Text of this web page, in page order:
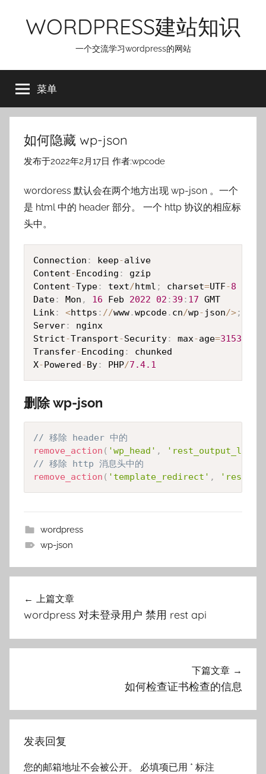
WORDPRESS建站知识
一个交流学习wordpress的网站
菜单
如何隐藏 wp-json
发布于2022年2月17日 作者:wpcode
wordoress 默认会在两个地方出现 wp-json 。一个
是 html 中的 header 部分。 一个 http 协议的相应标
头中。
Connection : keep-alive
Content-Encoding :
gzip
Content-Type: text/html ; charset=UTF-8
Date: Mon , 16 Feb 2022 02 : 39 : 17 GMT
Link: <https : //www.wpcode. cn/wp- json/>;
Server:
nginx
Strict-Transport-Security: max-age=31536000
Transfer-Encoding :
chunked
X-Powered-By: PHP/7.4.1
删除 wp-json
// 移除 header 中的
remove_action ( 'wp_head' ,
// 移除 http 消息头中的
remove_action ( 'template_redirect' ,
wordpress
wp-json
航
上篇文章
wordpress 对未登录用户 禁用 rest api
下篇文章
如何检查证书检查的信息
发表回复
您的邮箱地址不会被公开。 必填项已用 * 标注